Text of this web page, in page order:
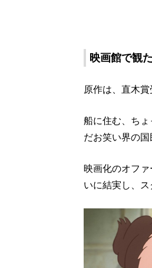
映画館で観
原作は、直木
船に住む、ち
だお笑い界の
映画化のオフ
いに結実し、ス